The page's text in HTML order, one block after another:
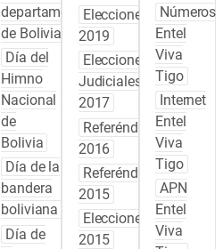
departamentos
de Bolivia
Día del
Himno
Nacional
de
Bolivia
Día de la
bandera
boliviana
Día de
Elecciones
2019
Elecciones
Judiciales
2017
Referéndum
2016
Referéndum
2015
Elecciones
2015
Números
Entel
Viva
Tigo
Internet
Entel
Viva
Tigo
APN
Entel
Viva